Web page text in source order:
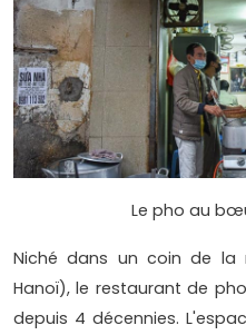
Le pho au
Niché dans un coin de la
Hanoï), le restaurant de
depuis 4 décennies.